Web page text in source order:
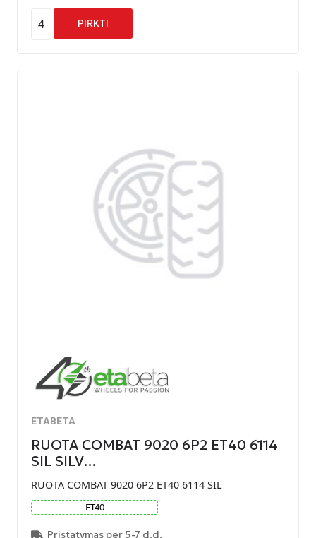
4 PIRKTI
ETABETA
RUOTA COMBAT 9020 6P2 ET40 6114
SIL SILV…
RUOTA COMBAT 9020 6P2 ET40 6114 SIL
ET40
Pristatymas per 5-7 d.d.